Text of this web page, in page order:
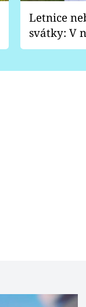
Letnice
svátky: V
pondělí